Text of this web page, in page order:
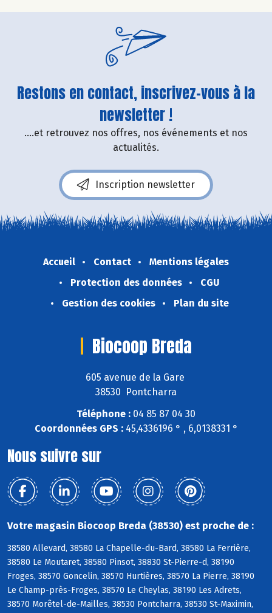
Restons en contact, inscrivez-vous à la
newsletter !
....et retrouvez nos offres, nos événements et nos
actualités.
Inscription newsletter
Accueil Contact
Mentions légales
Protection des données
CGU
Gestion des cookies
Plan du site
Biocoop Breda
605 avenue de la Gare
38530 Pontcharra
Téléphone : 04 85 87 04 30
Coordonnées GPS :45,4336196 ° , 6,0138331 °
Nous suivre sur
Votre magasin Biocoop Breda (38530) est proche de :
38580 Allevard, 38580 La Chapelle-du-Bard, 38580 La Ferrière,
38580 Le Moutaret, 38580 Pinsot, 38830 St-Pierre-d, 38190
Froges, 38570 Goncelin, 38570 Hurtières, 38570 La Pierre, 38190
Le Champ-près-Froges, 38570 Le Cheylas, 38190 Les Adrets,
38570 Morêtel-de-Mailles, 38530 Pontcharra, 38530 St-Maximin,